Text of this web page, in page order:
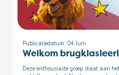
Publicatiedatum: 04 Juni
Welkom
Deze enthousiaste groep staat aan